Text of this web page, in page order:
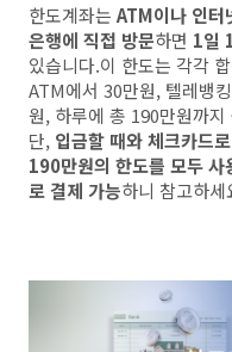
한도계좌는 ATM이나 인터
은행에 직접 방문하면 1일
있습니다.이 한도는 각각
ATM에서 30만원, 텔레뱅
원, 하루에 총 190만원까
단, 입금할 때와 체크카드
190만원의 한도를 모두 사
로 결제 가능하니 참고하세